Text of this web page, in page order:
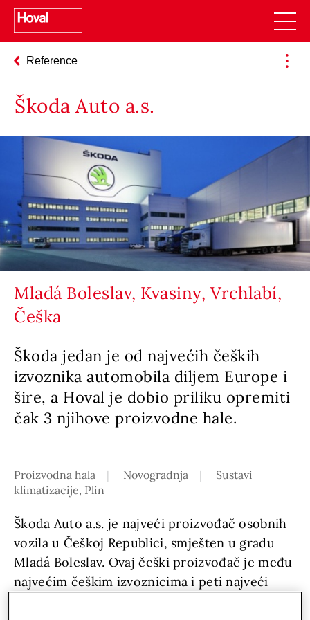
Reference
Škoda Auto a.s.
Mladá Boleslav, Kvasiny, Vrchlabí,
Češka
Škoda jedan je od najvećih čeških
izvoznika automobila diljem Europe i
šire, a Hoval je dobio priliku opremiti
čak 3 njihove proizvodne hale.
Proizvodna hala Novogradnja
Sustavi
klimatizacije, Plin
Škoda Auto a.s. je najveći proizvođač osobnih
vozila u Češkoj Republici, smješten u gradu
Mladá Boleslav. Ovaj češki proizvođač je među
najvećim češkim izvoznicima i peti najveći